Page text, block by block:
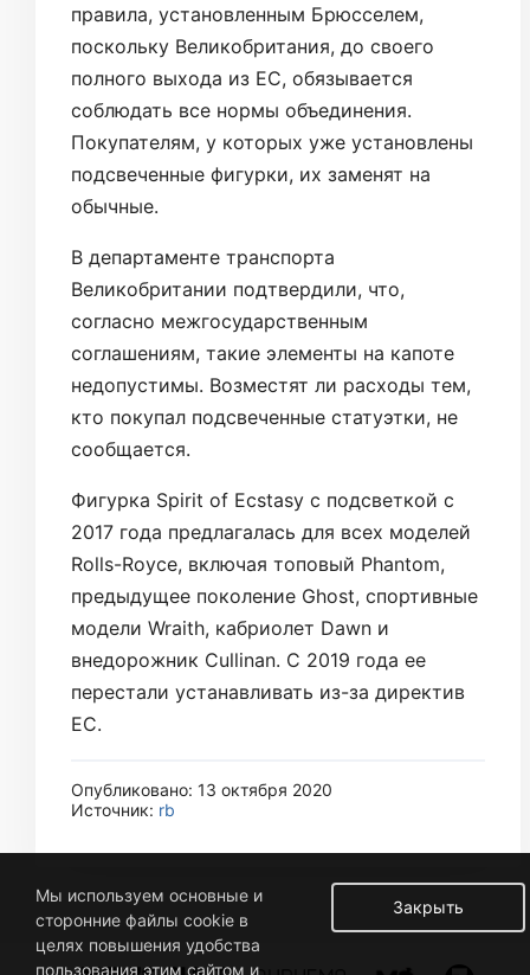
правила, установленным Брюсселем,
поскольку Великобритания, до своего
полного выхода из ЕС, обязывается
соблюдать все нормы объединения.
Покупателям, у которых уже установлены
подсвеченные фигурки, их заменят на
обычные.
В департаменте транспорта
Великобритании подтвердили, что,
согласно межгосударственным
соглашениям, такие элементы на капоте
недопустимы. Возместят ли расходы тем,
кто покупал подсвеченные статуэтки, не
сообщается.
Фигурка Spirit of Ecstasy с подсветкой с
2017 года предлагалась для всех моделей
Rolls-Royce, включая топовый Phantom,
предыдущее поколение Ghost, спортивные
модели Wraith, кабриолет Dawn и
внедорожник Cullinan. С 2019 года ее
перестали устанавливать из-за директив
ЕС.
Опубликовано: 13 октября 2020
Источник: rb
Закрыть
Мы используем основные и
сторонние файлы cookie в
целях повышения удобства
пользования этим сайтом и